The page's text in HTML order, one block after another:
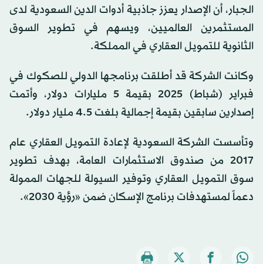
الجبار، أن الإصدار يعزز جاذبية أدوات الدين السعودية لدى
المستثمرين العالميين، ويسهم في تطوير السوق
الثانوية للتمويل العقاري في المملكة.
وكانت الشركة قد أطلقت برنامجها الدولي للصكوك في
فبراير (شباط) 2025 بقيمة 5 مليارات دولار، وأتمت
إصدارين سابقين بقيمة إجمالية بلغت 4.5 مليار دولار.
وتأسست الشركة السعودية لإعادة التمويل العقاري عام
2017 من صندوق الاستثمارات العامة، بهدف تطوير
سوق التمويل العقاري وتوفير السيولة للجهات الممولة
دعماً لمستهدفات برنامج الإسكان ضمن «رؤية 2030».